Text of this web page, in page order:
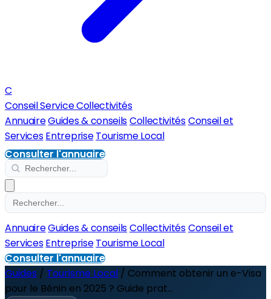
C
Conseil Service Collectivités
AnnuaireGuides & conseilsCollectivitésConseil et
ServicesEntreprise Tourisme Local
Consulter l'annuaire
AnnuaireGuides & conseilsCollectivitésConseil et
ServicesEntreprise Tourisme Local
Consulter l'annuaire
Guides / Tourisme Local / Comment obtenir un e-Visa
pour le Bénin en 2025 ? Guide prat...